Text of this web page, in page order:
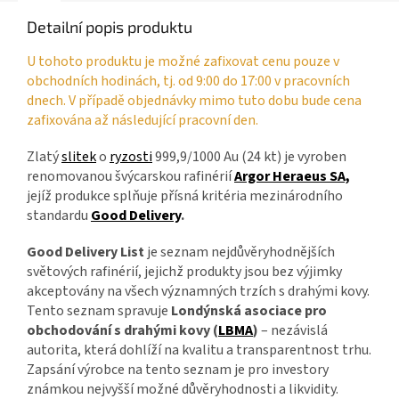
Detailní popis produktu
U tohoto produktu je možné zafixovat cenu pouze v
obchodních hodinách, tj. od 9:00 do 17:00 v pracovních
dnech. V případě objednávky mimo tuto dobu bude cena
zafixována až následující pracovní den.
Zlatýsliteko ryzosti999,9/1000 Au (24 kt) je vyroben
renomovanou švýcarskou rafinériíArgor Heraeus SA,
jejíž produkce splňuje přísná kritéria mezinárodního
standardu Good Delivery.
Good Delivery Listje seznam nejdůvěryhodnějších
světových rafinérií, jejichž produkty jsou bez výjimky
akceptovány na všech významných trzích s drahými kovy.
Tento seznam spravuje Londýnská asociace pro
obchodování s drahými kovy (LBMA)– nezávislá
autorita, která dohlíží na kvalitu a transparentnost trhu.
Zapsání výrobce na tento seznam je pro investory
známkou nejvyšší možné důvěryhodnosti a likvidity.